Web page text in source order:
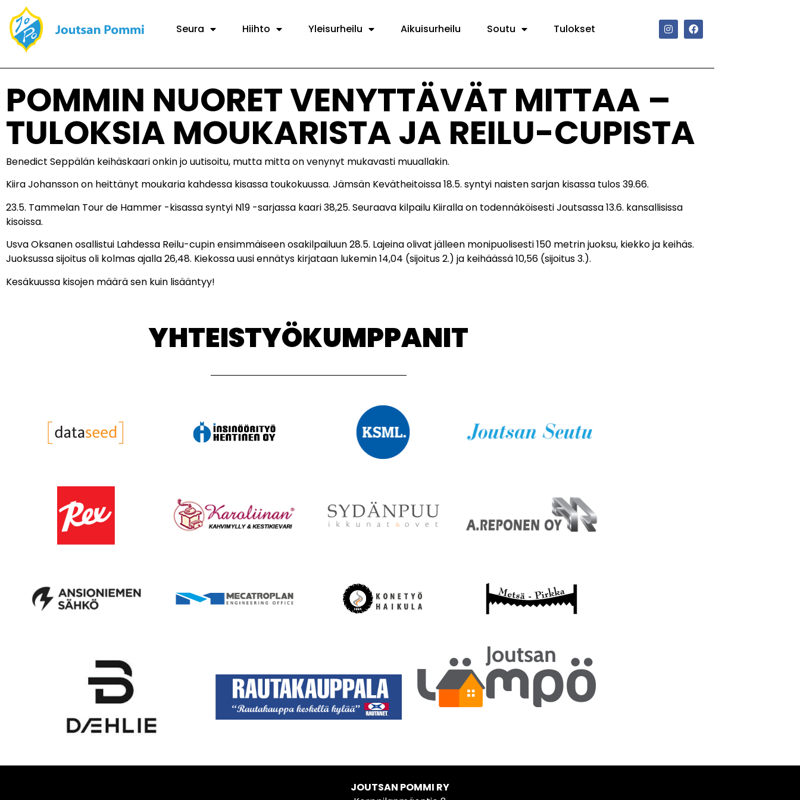
Seura Hiihto Yleisurheilu Aikuisurheilu Soutu Tulokset
POMMIN NUORET VENYTTÄVÄT MITTAA –
TULOKSIA MOUKARISTA JA REILU-CUPISTA
Benedict Seppälän keihäskaari onkin jo uutisoitu, mutta mitta on venynyt mukavasti muuallakin.
Kiira Johansson on heittänyt moukaria kahdessa kisassa toukokuussa. Jämsän Kevätheitoissa 18.5. syntyi naisten sarjan kisassa tulos 39.66.
23.5. Tammelan Tour de Hammer -kisassa syntyi N19 -sarjassa kaari 38,25. Seuraava kilpailu Kiiralla on todennäköisesti Joutsassa 13.6. kansallisissa
kisoissa.
Usva Oksanen osallistui Lahdessa Reilu-cupin ensimmäiseen osakilpailuun 28.5. Lajeina olivat jälleen monipuolisesti 150 metrin juoksu, kiekko ja keihäs.
Juoksussa sijoitus oli kolmas ajalla 26,48. Kiekossa uusi ennätys kirjataan lukemin 14,04 (sijoitus 2.) ja keihäässä 10,56 (sijoitus 3.).
Kesäkuussa kisojen määrä sen kuin lisääntyy!
YHTEISTYÖKUMPPANIT
JOUTSAN POMMI RY